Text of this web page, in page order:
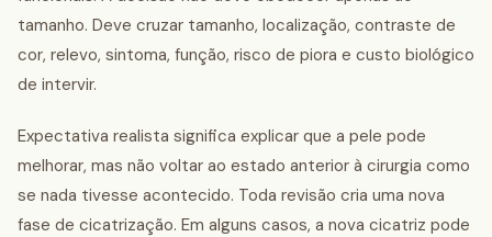
tamanho. Deve cruzar tamanho, localização, contraste de
cor, relevo, sintoma, função, risco de piora e custo biológico
de intervir.
Expectativa realista significa explicar que a pele pode
melhorar, mas não voltar ao estado anterior à cirurgia como
se nada tivesse acontecido. Toda revisão cria uma nova
fase de cicatrização. Em alguns casos, a nova cicatriz pode